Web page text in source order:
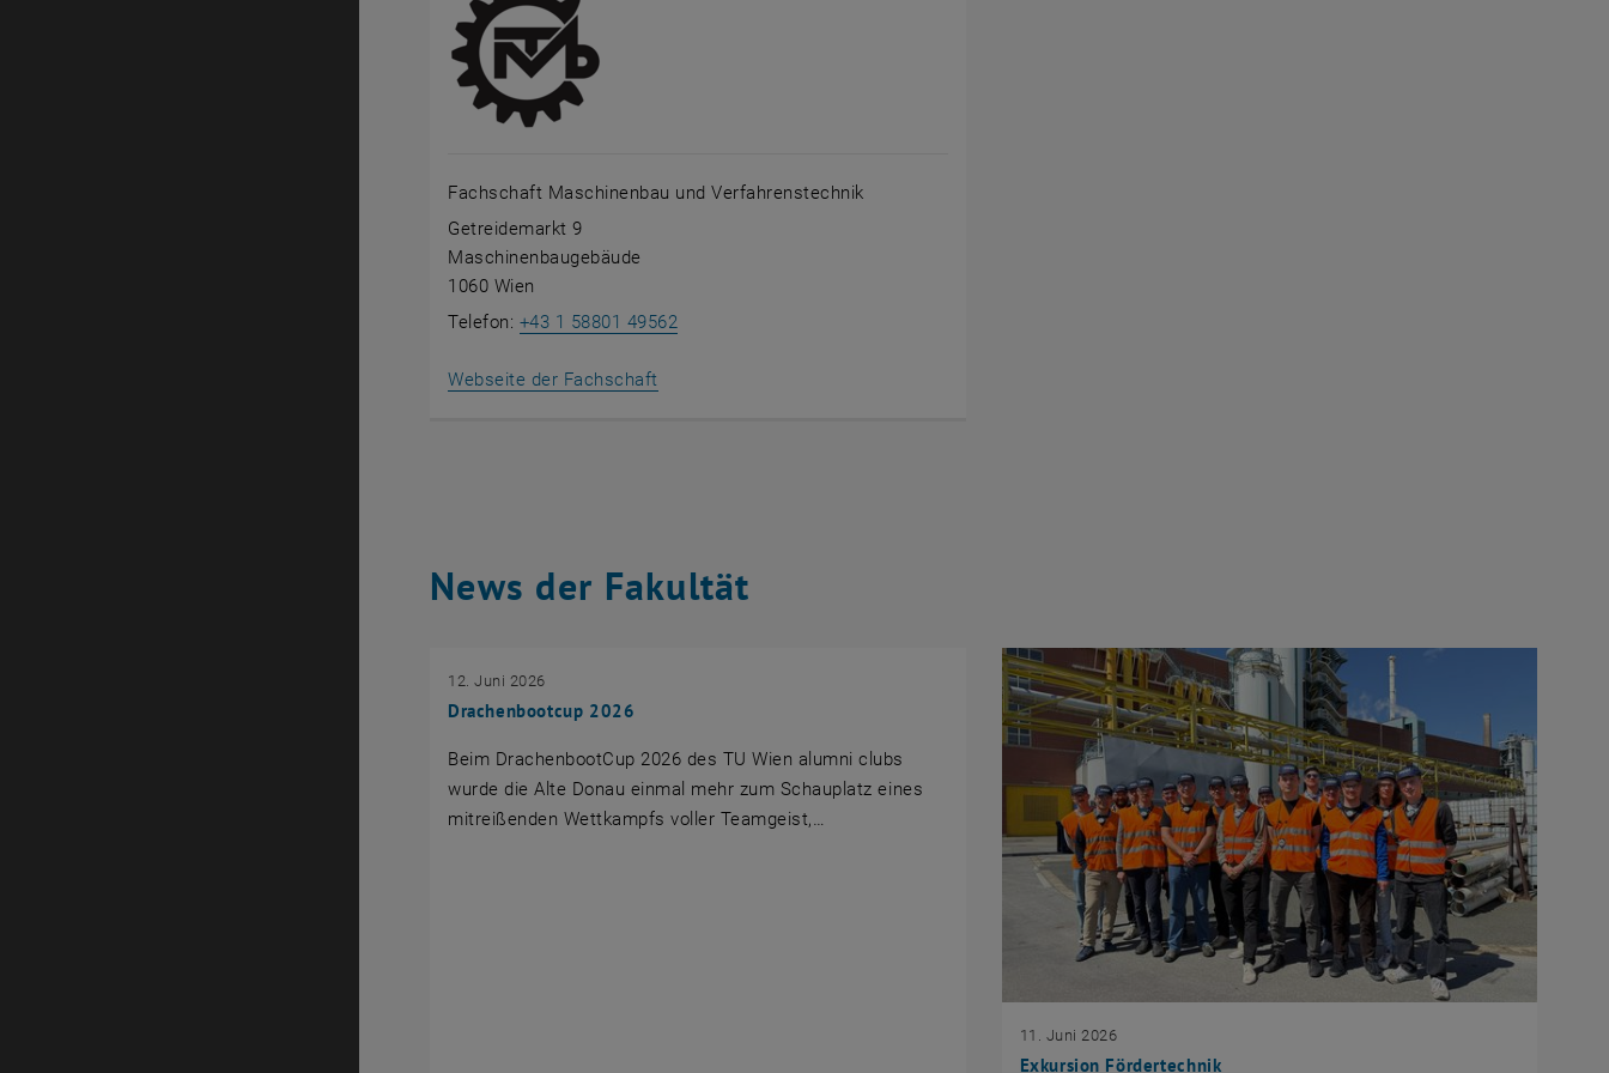
Fachschaft Maschinenbau und Verfahrenstechnik
Getreidemarkt 9
Maschinenbaugebäude
1060 Wien
Telefon: +43 1 58801 49562
Webseite der Fachschaft
News der Fakultät
Drachenbootcup 2026
12. Juni 2026
Beim DrachenbootCup 2026 des TU Wien alumni clubs
wurde die Alte Donau einmal mehr zum Schauplatz eines
mitreißenden Wettkampfs voller Teamgeist,…
Exkursion Fördertechnik
11. Juni 2026